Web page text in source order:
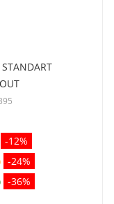
-12%
-24%
-36%